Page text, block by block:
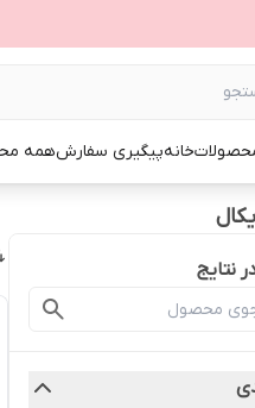
خانهپیگیری سفارشهمه
نتایج